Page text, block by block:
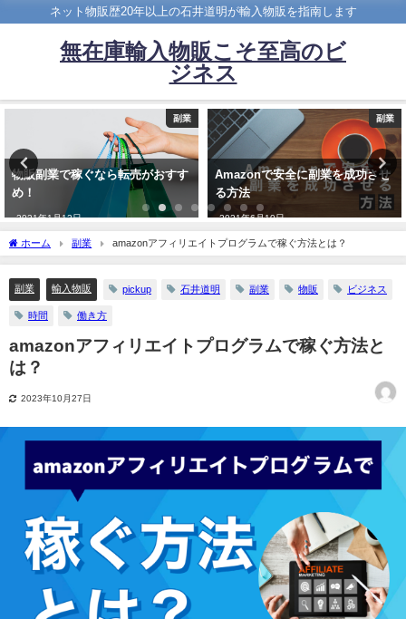
ネット物販歴20年以上の石井道明が輸入物販を指南します
無在庫輸入物販こそ至高のビ
ジネス
副業
物販副業で稼ぐなら転売がおすす
め！
2021年1月12日
副業
Amazonで安全に副業を成功させ
る方法
2021年6月10日
ホーム 副業 amazonアフィリエイトプログラムで稼ぐ方法とは？
副業 輸入物販 pickup 石井道明 副業 物販 ビジネス
時間 働き方
amazonアフィリエイトプログラムで稼ぐ方法と
は？
2023年10月27日